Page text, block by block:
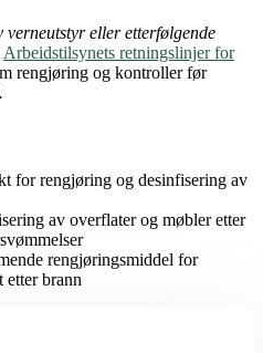
eller etterfølgende
Arbeidstilsynets retningslinjer for
rengjøring og kontroller før
for rengjøring og desinfisering av
av overflater og møbler etter
rengjøringsmiddel for
etter brann